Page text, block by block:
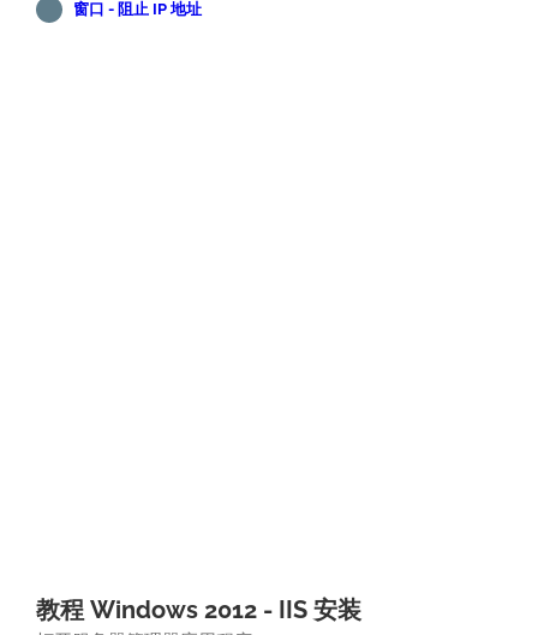
窗口 - 阻止 IP 地址
教程 Windows 2012 - IIS 安装